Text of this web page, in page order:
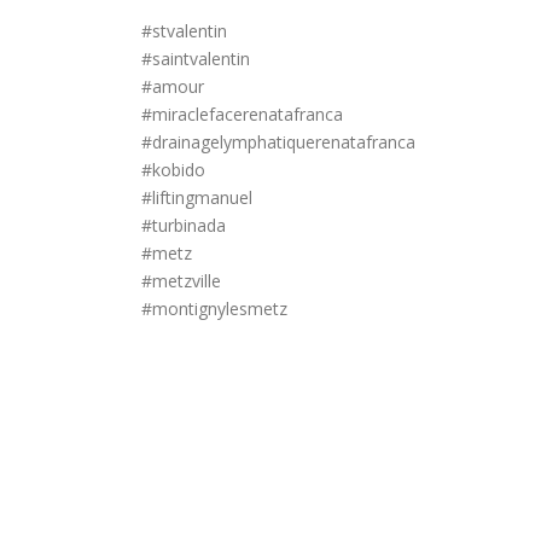
#stvalentin
#saintvalentin
#amour
#miraclefacerenatafranca
#drainagelymphatiquerenatafranca
#kobido
#liftingmanuel
#turbinada
#metz
#metzville
#montignylesmetz